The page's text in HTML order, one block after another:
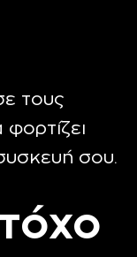
τους
φορτίζει
σου.